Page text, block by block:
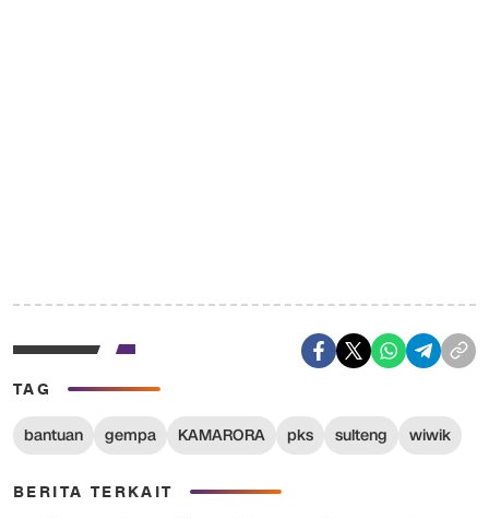
TAG
bantuan gempa KAMARORA pks sulteng wiwik
BERITA TERKAIT